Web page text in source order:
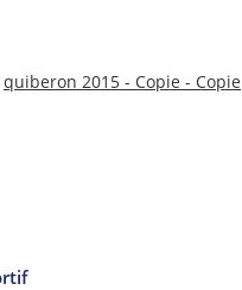
quiberon 2015 - Copie - Copie